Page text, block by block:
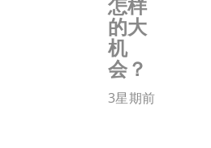
的大
机
会？
3星期前